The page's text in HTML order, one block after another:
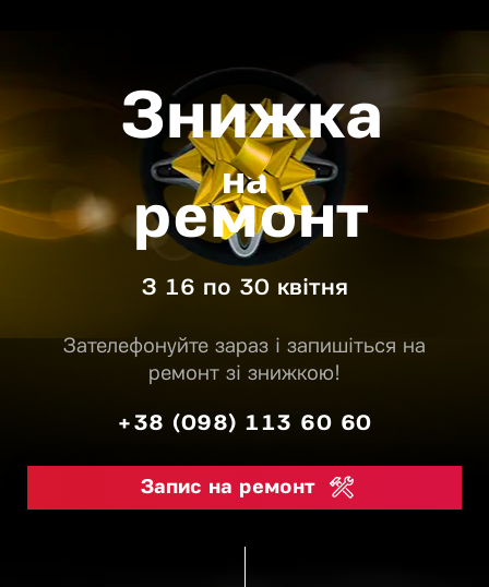
З 16 по 30 квітня
Знижка
на
ремонт
Зателефонуйте зараз і запишіться на
ремонт зі знижкою!
+38 (098) 113 60 60
Запис на ремонт